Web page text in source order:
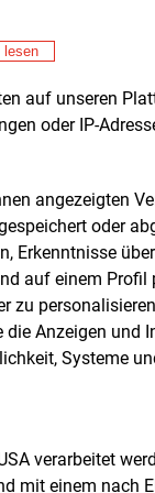
Werbefrei lesen
auf unseren
oder IP-
angezeigten
oder
Erkenntnisse
auf einem Profil
zu
Anzeigen und
Systeme
verarbeitet
mit einem nach
E&M
E&M
E&M
E&M